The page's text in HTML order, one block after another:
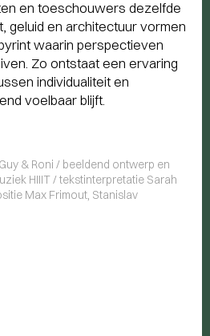
en toeschouwers dezelfde
geluid en architectuur vormen
waarin perspectieven
Zo ontstaat een ervaring
individualiteit en
voelbaar blijft.
& Roni / beeldend ontwerp en
HIIIT / tekstinterpretatie Sarah
Max Frimout, Stanislav